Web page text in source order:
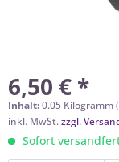
6,50 € *
Inhalt:0.05 Kilogramm
inkl. MwSt.zzgl.
Sofort